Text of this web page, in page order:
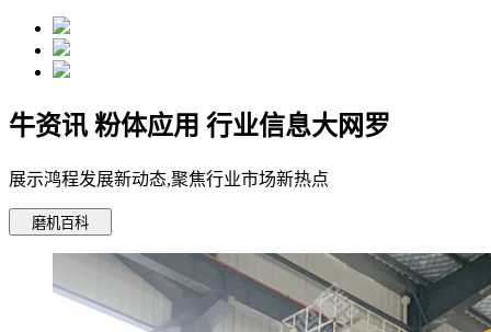
牛资讯 粉体应用 行业信息大网罗
展示鸿程发展新动态,聚焦行业市场新热点
磨机百科